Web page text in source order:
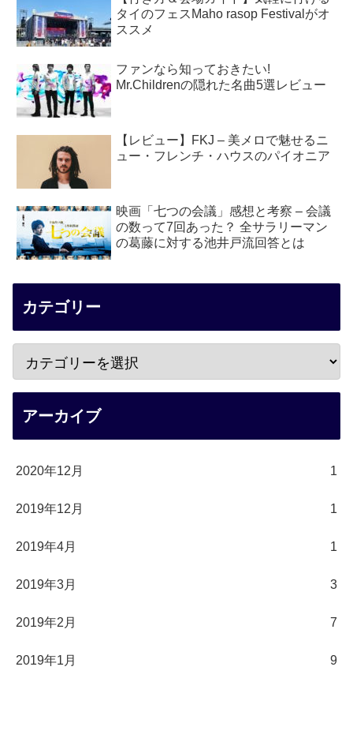
タイのフェスMaho rasop Festivalがオ
ススメ
ファンなら知っておきたい!
Mr.Childrenの隠れた名曲5選レビュー
【レビュー】FKJ – 美メロで魅せるニ
ュー・フレンチ・ハウスのパイオニア
映画「七つの会議」感想と考察 – 会議
の数って7回あった？ 全サラリーマン
の葛藤に対する池井戸流回答とは
カテゴリー
アーカイブ
2020年12月 1
2019年12月 1
2019年4月 1
2019年3月 3
2019年2月 7
2019年1月 9